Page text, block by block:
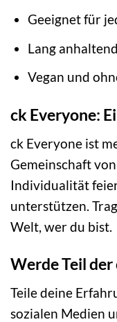
Geeignet für
Lang
Vegan und
ck Everyone:
ck Everyone ist
Gemeinschaft
Individualität
unterstützen.
Welt, wer du bist.
Werde Teil
Teile deine
sozialen Medien